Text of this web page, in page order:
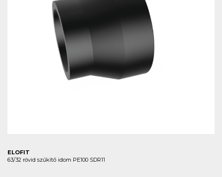
ELOFIT
63/32 rövid szűkítő idom PE100 SDR11